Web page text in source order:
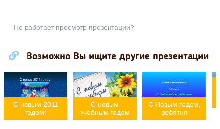
Не работает просмотр презентации?
Возможно Вы ищите другие презентации
С новым 2011
годом!
С новым
учебным годом
С Новым годом,
ребятня